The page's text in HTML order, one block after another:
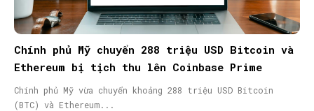
Chính phủ Mỹ chuyển 288 triệu USD Bitcoin và
Ethereum bị tịch thu lên Coinbase Prime
Chính phủ Mỹ vừa chuyển khoảng 288 triệu USD Bitcoin
(BTC) và Ethereum...